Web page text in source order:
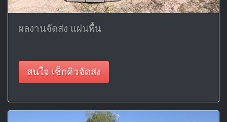
ผลงานจัดส่ง แผ่นพื้น
สนใจ เช็กคิวจัดส่ง